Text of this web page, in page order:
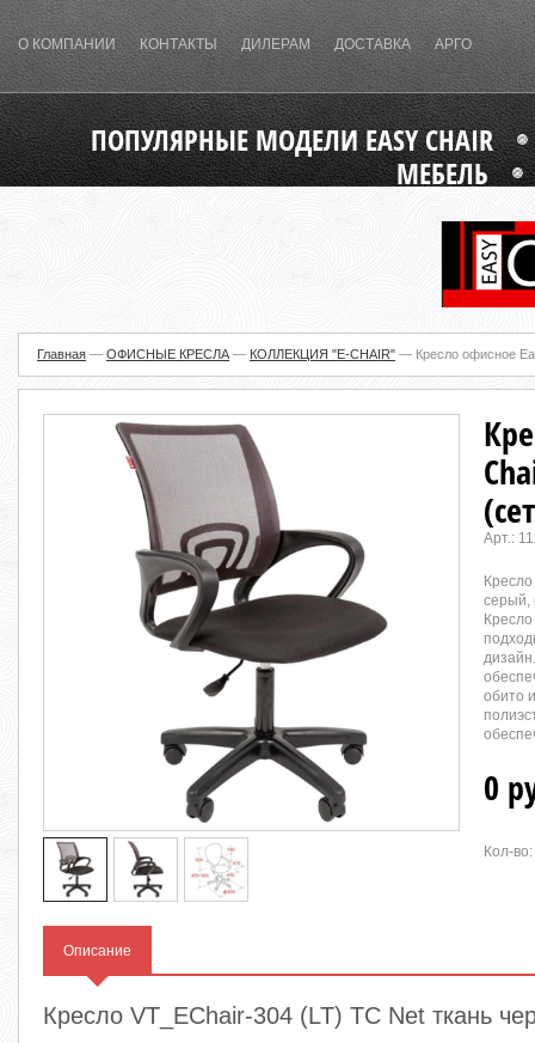
О КОМПАНИИ КОНТАКТЫ ДИЛЕРАМ ДОСТАВКА АРГО
ПОПУЛЯРНЫЕ МОДЕЛИ EASY CHAIR
МЕБЕЛЬ
Главная — ОФИСНЫЕ КРЕСЛА — КОЛЛЕКЦИЯ "E-CHAIR" — Кресло офисное
Арт.:
серый,
обито
0
Кол-во:
Описание
Кресло VT_EChair-304 (LT) TC Net ткань